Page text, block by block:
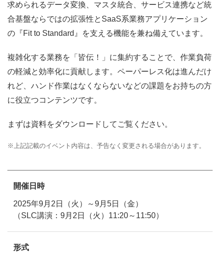
求められるデータ変換、マスタ統合、サービス連携など統
合基盤ならではの拡張性とSaaS系業務アプリケーション
の『Fit to Standard』を支える機能を兼ね備えています。
複雑化する業務を「皆伝！」に集約することで、作業負荷
の軽減と効率化に貢献します。ペーパーレス化は進んだけ
れど、ハンド作業はなくならないなどの課題をお持ちの方
に役立つコンテンツです。
まずは資料をダウンロードしてご覧ください。
※上記記載のイベント内容は、予告なく変更される場合があります。
開催日時
2025年9月2日（火）～9月5日（金）
（SLC講演：9月2日（火）11:20～11:50）
形式